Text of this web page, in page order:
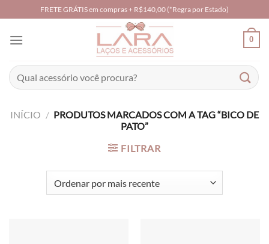
to
content
FRETE GRÁTIS em compras + R$140,00 (*Regra por Estado)
0
Pesquisar
por:
INÍCIO / PRODUTOS MARCADOS COM A TAG “BICO DE
PATO”
FILTRAR